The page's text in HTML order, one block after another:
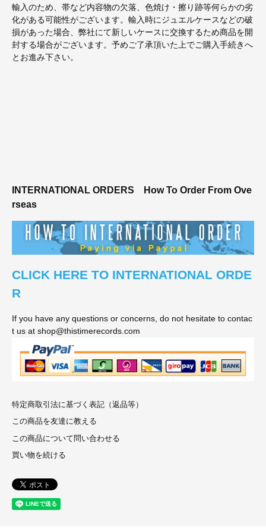
輸入のため、帯など内容物の欠落、色焼け・擦り跡等何らかの劣
化がある可能性がございます。輸入時にジュエルケースなどの破
損があった場合、弊社にて新しいケースに交換するため商品を開
封する場合がございます。予めご了承頂いた上でご購入手続きへ
とお進み下さい。
INTERNATIONAL ORDERS How To Order From Ove
rseas
CLICK HERE TO INTERNATIONAL ORDE
R
If you have any questions or concerns, do not hesitate to contac
t us at shop@thistimerecords.com
特定商取引法に基づく表記（返品等）
この商品を友達に教える
この商品について問い合わせる
買い物を続ける